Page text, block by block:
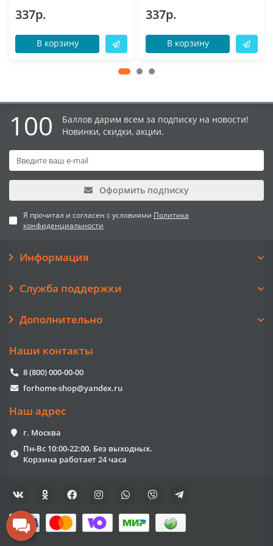
337р.
В корзину
337р.
В корзину
100
Баллов дарим всем за подписку на новости!
Новинки, скидки, акции.
Оформить подписку
Я прочитал и согласен с условиями Политика
конфиденциальности
Информация
Служба поддержки
Дополнительно
Наши контакты
8 (800) 000-00-00
forhome-shop@yandex.ru
Наш адрес
г. Москва
Пн-Вс 10:00-22:00. Без выходных.
Корзина работает 24 часа